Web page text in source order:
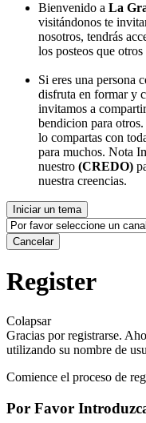
Bienvenido a La
visitándonos te
nosotros, tendrás
los posteos que
Si eres una persona
disfruta en formar y
invitamos a
bendicion para
lo compartas con
para muchos. Nota
nuestro (CREDO)
nuestra creencias.
Iniciar un tema
Cancelar
Register
Colapsar
Gracias por registrarse.
utilizando su nombre de
Comience el proceso de
Por Favor